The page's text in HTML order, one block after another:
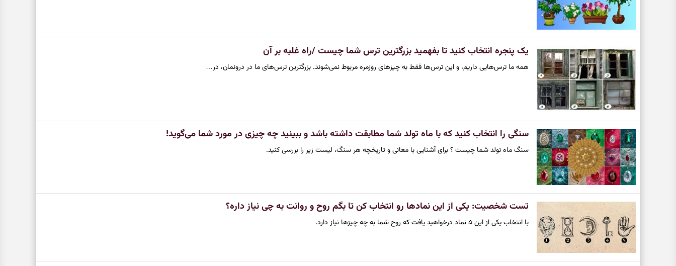
یک پنجره انتخاب کنید تا بفهمید بزرگترین ترس شما چیست /راه غلبه بر آن
همه ما ترس‌هایی داریم، و این ترس‌ها فقط به چیزهای روزمره مربوط نمی‌شوند. بزرگترین ترس‌های ما در درونمان، در…
سنگی را انتخاب کنید که با ماه تولد شما مطابقت داشته باشد و ببینید چه چیزی در مورد شما می‌گوید!
سنگ ماه تولد شما چیست ؟ برای آشنایی با معانی و تاریخچه هر سنگ، لیست زیر را بررسی کنید.
تست شخصیت: یکی از این نمادها رو انتخاب کن تا بگم روح و روانت به چی نیاز داره؟
با انتخاب یکی از این ۵ نماد درخواهید یافت که روح شما به چه چیزها نیاز دارد.